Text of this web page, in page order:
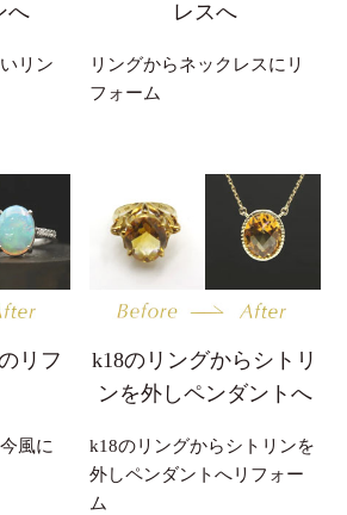
へ
リン
レスへ
リングからネックレスにリ
フォーム
リフ
風に
k18のリングからシトリ
ンを外しペンダントへ
k18のリングからシトリンを
外しペンダントへリフォー
ム